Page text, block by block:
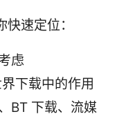
速定位：
虑
下载中的作用
BT 下载、流媒